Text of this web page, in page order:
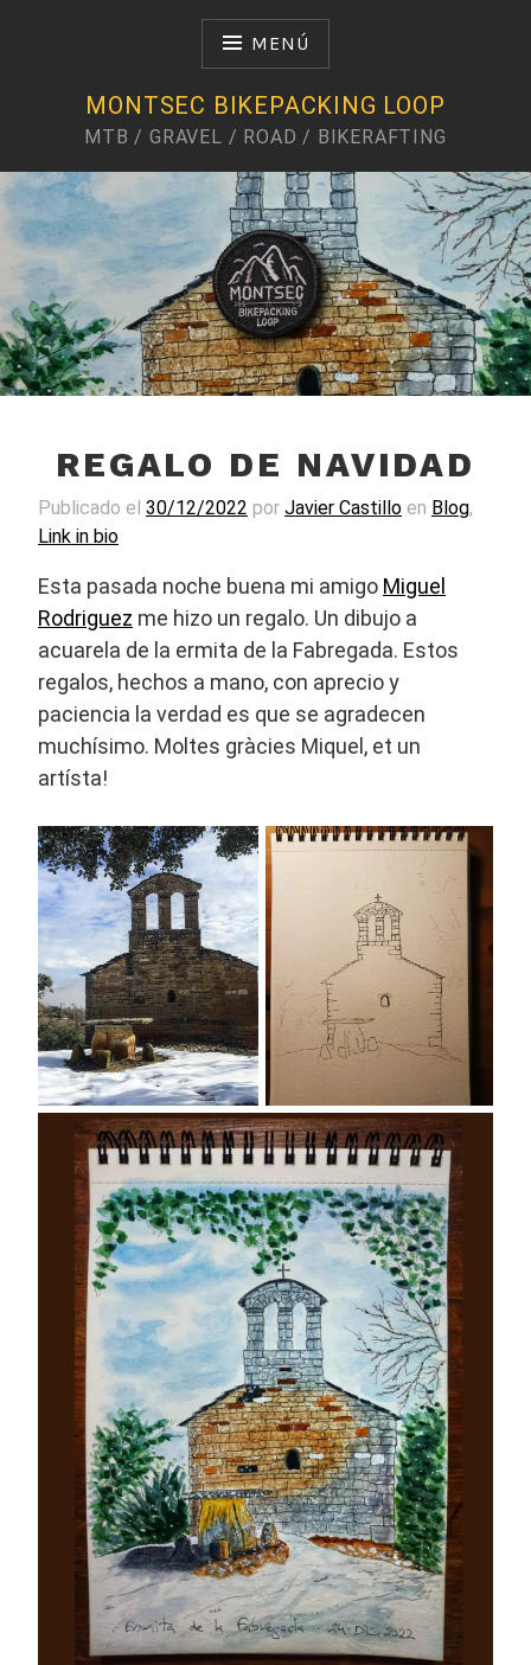
MENÚ
MONTSEC BIKEPACKING LOOP
MTB / GRAVEL / ROAD / BIKERAFTING
Te voy a llevar a un sitio que te va a gustar
REGALO DE NAVIDAD
Publicado el 30/12/2022 por Javier Castillo en Blog,
Link in bio
Esta pasada noche buena mi amigo Miguel
Rodriguez me hizo un regalo. Un dibujo a
acuarela de la ermita de la Fabregada. Estos
regalos, hechos a mano, con aprecio y
paciencia la verdad es que se agradecen
muchísimo. Moltes gràcies Miquel, et un
artísta!